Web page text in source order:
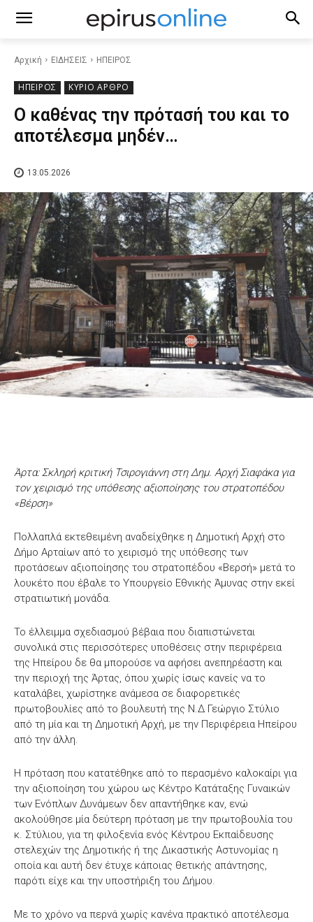
Αρχική ΕΙΔΗΣΕΙΣ ΗΠΕΙΡΟΣ
ΗΠΕΙΡΟΣ ΚΥΡΙΟ ΑΡΘΡΟ
Ο καθένας την πρότασή του και το
αποτέλεσμα μηδέν…
13.05.2026
Άρτα: Σκληρή κριτική Τσιρογιάννη στη Δημ. Αρχή Σιαφάκα για
τον χειρισμό της υπόθεσης αξιοποίησης του στρατοπέδου
«Βέρση»
Πολλαπλά εκτεθειμένη αναδείχθηκε η Δημοτική Αρχή στο
Δήμο Αρταίων από το χειρισμό της υπόθεσης των
προτάσεων αξιοποίησης του στρατοπέδου «Βερσή» μετά το
λουκέτο που έβαλε το Υπουργείο Εθνικής Άμυνας στην εκεί
στρατιωτική μονάδα.
Το έλλειμμα σχεδιασμού βέβαια που διαπιστώνεται
συνολικά στις περισσότερες υποθέσεις στην περιφέρεια
της Ηπείρου δε θα μπορούσε να αφήσει ανεπηρέαστη και
την περιοχή της Άρτας, όπου χωρίς ίσως κανείς να το
καταλάβει, χωρίστηκε ανάμεσα σε διαφορετικές
πρωτοβουλίες από το βουλευτή της Ν.Δ Γεώργιο Στύλιο
από τη μία και τη Δημοτική Αρχή, με την Περιφέρεια Ηπείρου
από την άλλη.
Η πρόταση που κατατέθηκε από το περασμένο καλοκαίρι για
την αξιοποίηση του χώρου ως Κέντρο Κατάταξης Γυναικών
των Ενόπλων Δυνάμεων δεν απαντήθηκε καν, ενώ
ακολούθησε μία δεύτερη πρόταση με την πρωτοβουλία του
κ. Στύλιου, για τη φιλοξενία ενός Κέντρου Εκπαίδευσης
στελεχών της Δημοτικής ή της Δικαστικής Αστυνομίας η
οποία και αυτή δεν έτυχε κάποιας θετικής απάντησης,
παρότι είχε και την υποστήριξη του Δήμου.
Με το χρόνο να περνά χωρίς κανένα πρακτικό αποτέλεσμα